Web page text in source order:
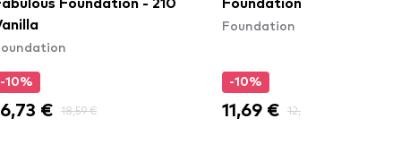
Foundation - 210
-10%
€ 18,59 €
Foundation - Dune
Foundation
-10%
11,69 € 12,99 €